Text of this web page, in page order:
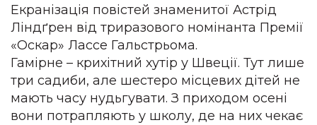
Екранізація повістей знаменитої Астрід
Ліндґрен від триразового номінанта Премії
«Оскар» Лассе Гальстрьома.
Гамірне – крихітний хутір у Швеції. Тут лише
три садиби, але шестеро місцевих дітей не
мають часу нудьгувати. З приходом осені
вони потрапляють у школу, де на них чекає